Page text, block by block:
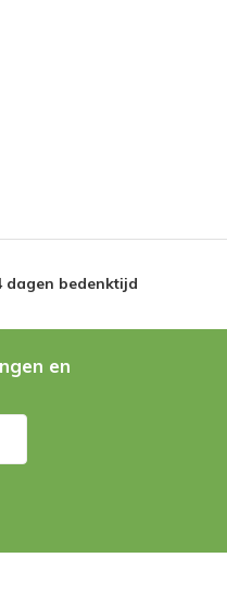
dagen bedenktijd
en